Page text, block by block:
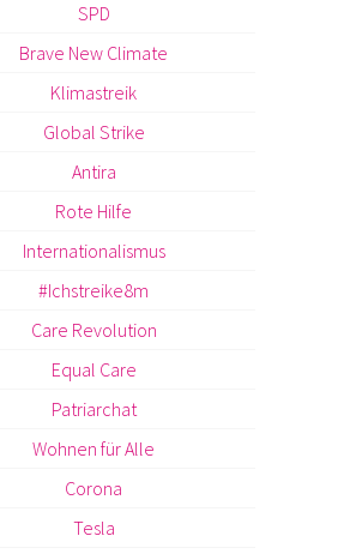
SPD
Brave New Climate
Klimastreik
Global Strike
Antira
Rote Hilfe
Internationalismus
#Ichstreike8m
Care Revolution
Equal Care
Patriarchat
Wohnen für Alle
Corona
Tesla